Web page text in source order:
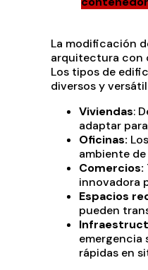
La modificación
arquitectura con
Los tipos de
diversos y
Viviendas:
adaptar
Oficinas:
ambiente
Comercios:
innovadora
Espacios
pueden
emergencia
rápidas en